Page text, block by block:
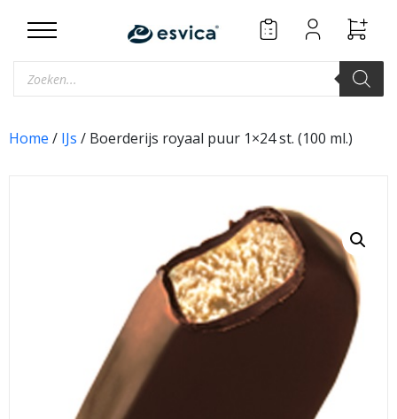
Producten
zoeken
Home / IJs / Boerderijs royaal puur 1×24 st. (100 ml.)